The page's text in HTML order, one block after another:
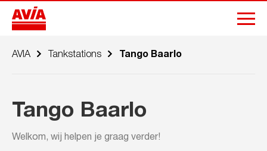
AVIA Tankstations Tango Baarlo
Tango Baarlo
Welkom, wij helpen je graag verder!